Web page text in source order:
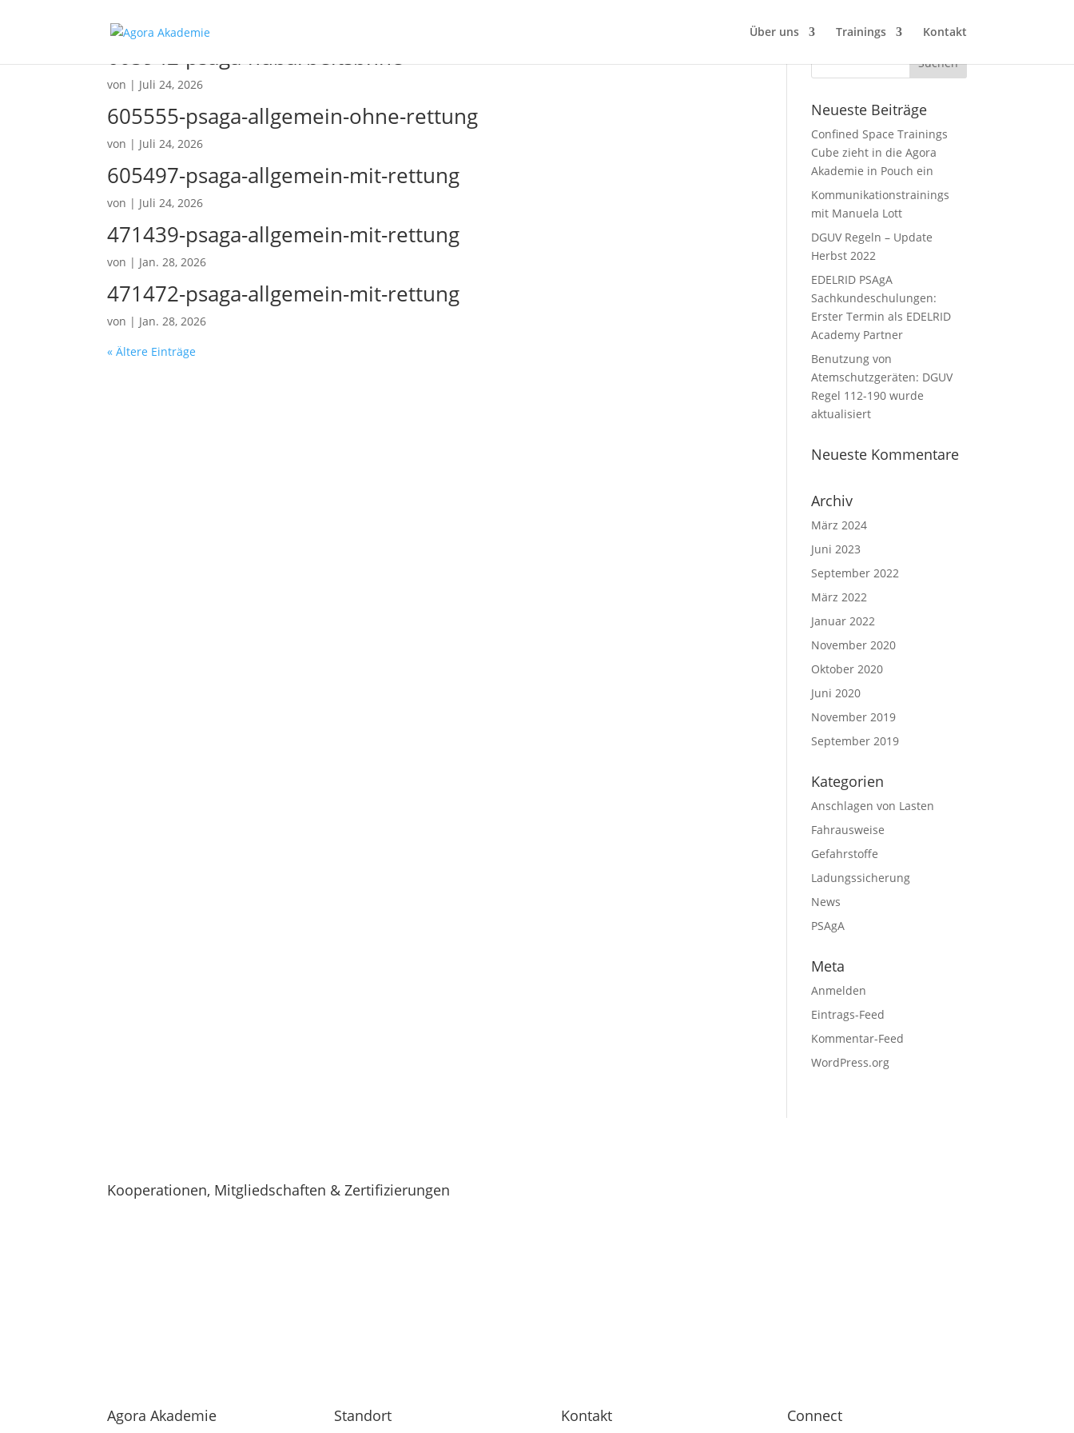
Über uns Trainings Kontakt
605942-psaga-hubarbeitsbhne
von | Juli 24, 2026
605555-psaga-allgemein-ohne-rettung
von | Juli 24, 2026
605497-psaga-allgemein-mit-rettung
von | Juli 24, 2026
471439-psaga-allgemein-mit-rettung
von | Jan. 28, 2026
471472-psaga-allgemein-mit-rettung
von | Jan. 28, 2026
« Ältere Einträge
Neueste Beiträge
Confined Space Trainings
Cube zieht in die Agora
Akademie in Pouch ein
Kommunikationstrainings
mit Manuela Lott
DGUV Regeln – Update
Herbst 2022
EDELRID PSAgA
Sachkundeschulungen:
Erster Termin als EDELRID
Academy Partner
Benutzung von
Atemschutzgeräten: DGUV
Regel 112-190 wurde
aktualisiert
Neueste Kommentare
Archiv
März 2024
Juni 2023
September 2022
März 2022
Januar 2022
November 2020
Oktober 2020
Juni 2020
November 2019
September 2019
Kategorien
Anschlagen von Lasten
Fahrausweise
Gefahrstoffe
Ladungssicherung
News
PSAgA
Meta
Anmelden
Eintrags-Feed
Kommentar-Feed
WordPress.org
Kooperationen, Mitgliedschaften & Zertifizierungen
Agora Akademie Standort Kontakt Connect